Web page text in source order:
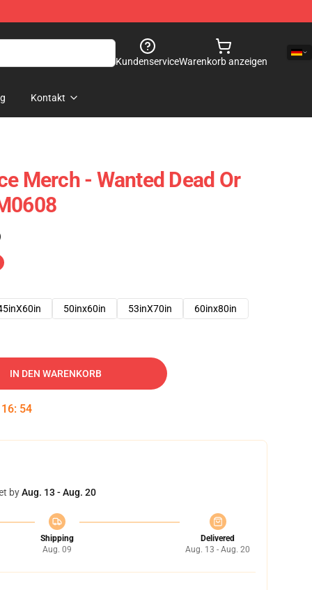
KundenserviceWarenkorb anzeigen
Kontakt
Merch - Wanted Dead Or
50inx60in 53inX70in 60inx80in
IN DEN WARENKORB
16: 53
byAug. 13 - Aug. 20
Shipping
Aug. 09
Delivered
Aug. 13 - Aug. 20